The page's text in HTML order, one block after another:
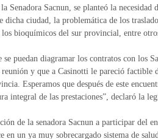
Senadora Sacnun, se planteó la necesidad
dicha ciudad, la problemática de los
bioquímicos del sur provincial, entre
puedan diagramar los contratos con los
y que a Casinotti le pareció factible
Esperamos que después de este
integral de las prestaciones”, declaró la
de la senadora Sacnun a participar del
en un ya muy sobrecargado sistema de